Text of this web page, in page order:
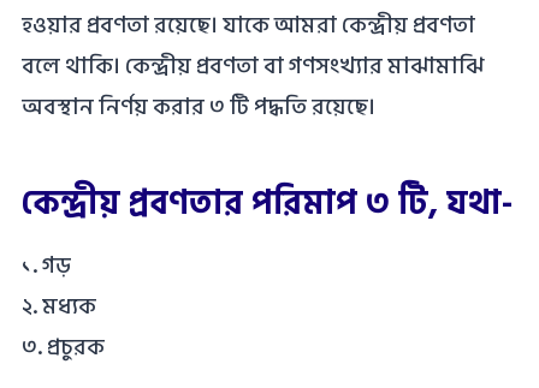
হওয়ার প্রবণতা রয়েছে। যাকে আমরা কেন্দ্রীয় প্রবণতা
বলে থাকি। কেন্দ্রীয় প্রবণতা বা গণসংখ্যার মাঝামাঝি
অবস্থান নির্ণয় করার ৩ টি পদ্ধতি রয়েছে।
কেন্দ্রীয় প্রবণতার পরিমাপ ৩ টি, যথা-
১. গড়
২. মধ্যক
৩. প্রচুরক